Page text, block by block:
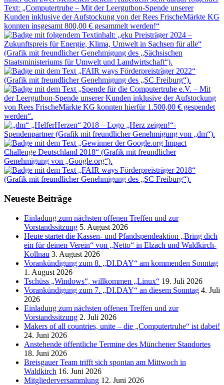
Neueste Beiträge
Einladung zum nächsten offenen Treffen und zur
Vorstandssitzung 5. August 2026
Heute startet die Kassen- und Pfandspendeaktion „Bring dich
ein für deinen Verein“ von „Netto“ in Elzach und Waldkirch-
Kollnau 3. August 2026
Vorankündigung zum 8. „DI.DAY“ am kommenden Sonntag
1. August 2026
Tschüss „Windows“, willkommen „Linux“ 19. Juli 2026
Vorankündigung zum 7. „DI.DAY“ an diesem Sonntag 4. Juli
2026
Einladung zum nächsten offenen Treffen und zur
Vorstandssitzung 2. Juli 2026
Makers of all countries, unite – die „Computertruhe“ ist dabei!
24. Juni 2026
Anstehende öffentliche Termine des Münchener Standortes
18. Juni 2026
Breisgauer Team trifft sich spontan am Mittwoch in
Waldkirch 16. Juni 2026
Mitgliederversammlung 12. Juni 2026